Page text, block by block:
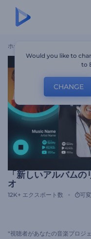
ホーム 「新し
「新しいアルバム
オ
12K+ エクスポート数 可変
"視聴者があなたの音楽プロジ
Would you like to
to
CHANGE